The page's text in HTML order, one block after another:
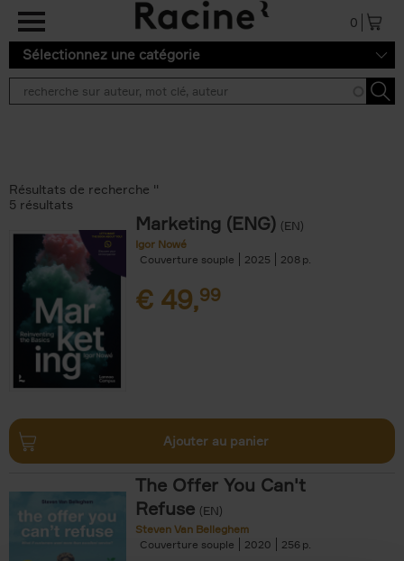
Aller au contenu principal
0
Sélectionnez une catégorie
Résultats de recherche ''
5 résultats
Marketing (ENG) (EN)
Igor Nowé
Couverture souple
2025 208
€ 49,99
Ajouter au panier
The Offer You Can't
Refuse (EN)
Steven Van Belleghem
Couverture souple
2020 256